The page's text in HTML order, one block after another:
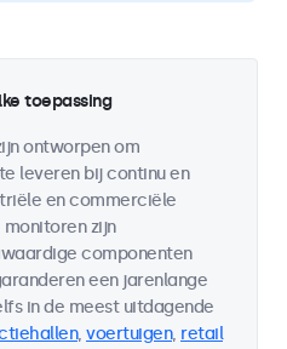
toepassing
ontworpen om
leveren bij continu en
en commerciële
monitoren zijn
componenten
een jarenlange
in de meest uitdagende
, voertuigen, retail